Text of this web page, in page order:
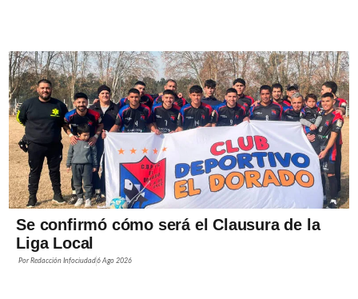
Se confirmó cómo será el Clausura de la
Liga Local
PorRedacción Infociudad6 Ago 2026